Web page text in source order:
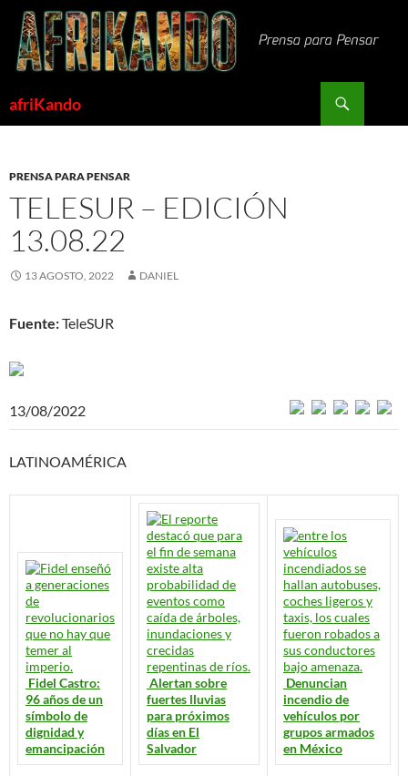
Saltar
contenido
afriKando
PRENSA PARA PENSAR
TELESUR – EDICIÓN
13.08.22
13 AGOSTO, 2022 DANIEL
Fuente:TeleSUR
13/08/2022
LATINOAMÉRICA
Fidel Castro:
96 años de un
símbolo de
dignidad y
emancipación
Alertan sobre
fuertes lluvias
para próximos
días en El
Salvador
Denuncian
incendio de
vehículos por
grupos armados
en México